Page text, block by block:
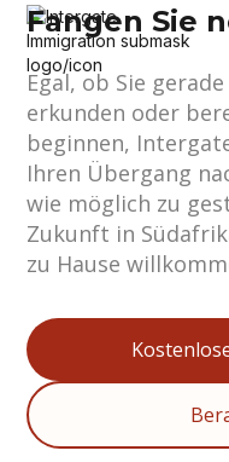
Fangen Sie
Egal, ob Sie
erkunden oder
beginnen,
Ihren Übergang
wie möglich zu
Zukunft in
zu Hause